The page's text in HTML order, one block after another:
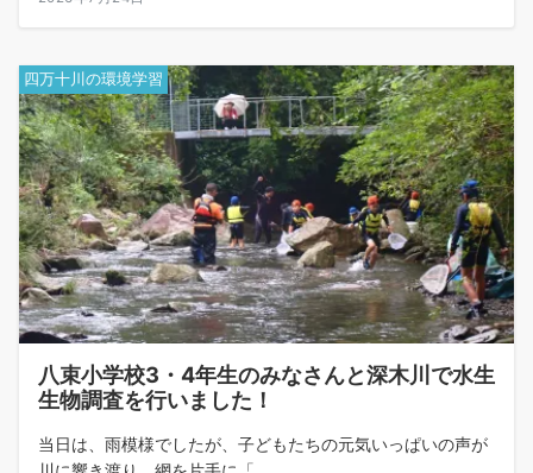
四万十川の環境学習
八束小学校3・4年生のみなさんと深木川で水生
生物調査を行いました！
当日は、雨模様でしたが、子どもたちの元気いっぱいの声が